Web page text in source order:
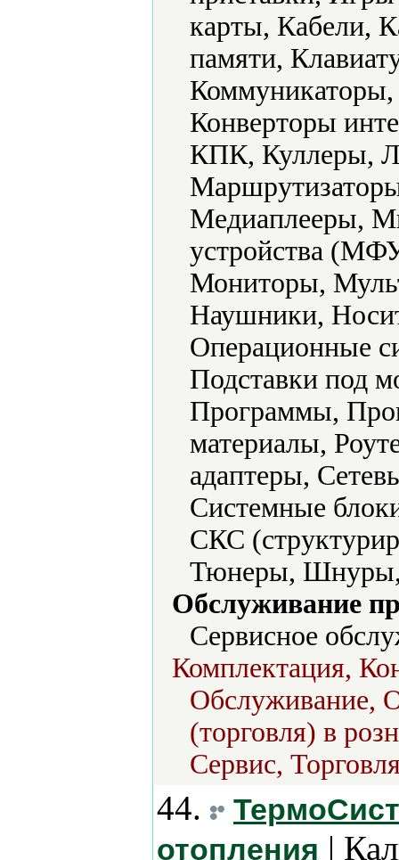
карты, Кабели,
памяти,
Конверторы
КПК, Куллеры,
Медиаплееры,
устройства
Мониторы,
Наушники,
Операционные
Подставки под
Программы,
материалы,
адаптеры,
Системные
СКС
Тюнеры, Шнуры,
Обслуживание
Сервисное
Комплектация,
Обслуживание,
(торговля) в
Сервис,
44.
отопления |